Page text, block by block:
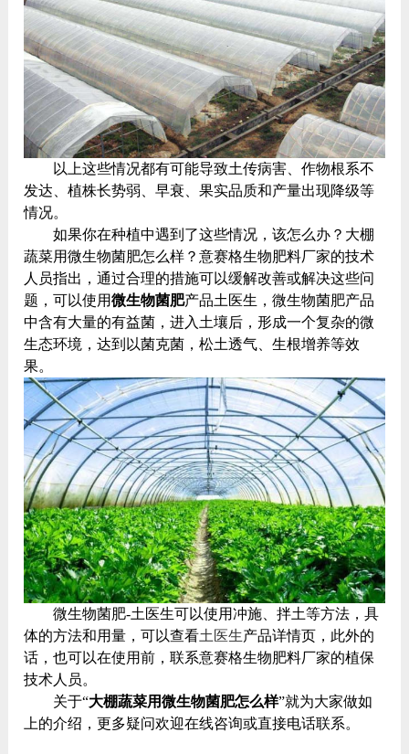
以上这些情况都有可能导致土传病害、作物根系不
发达、植株长势弱、早衰、果实品质和产量出现降级等
情况。
如果你在种植中遇到了这些情况，该怎么办？大棚
蔬菜用微生物菌肥怎么样？意赛格生物肥料厂家的技术
人员指出，通过合理的措施可以缓解改善或解决这些问
题，可以使用微生物菌肥产品土医生，微生物菌肥产品
中含有大量的有益菌，进入土壤后，形成一个复杂的微
生态环境，达到以菌克菌，松土透气、生根增养等效
果。
微生物菌肥-土医生可以使用冲施、拌土等方法，具
体的方法和用量，可以查看土医生产品详情页，此外的
话，也可以在使用前，联系意赛格生物肥料厂家的植保
技术人员。
关于“大棚蔬菜用微生物菌肥怎么样”就为大家做如
上的介绍，更多疑问欢迎在线咨询或直接电话联系。